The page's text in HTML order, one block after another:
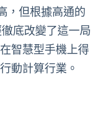
，但根據高通的
底改變了這一局
智慧型手機上得
動計算行業。